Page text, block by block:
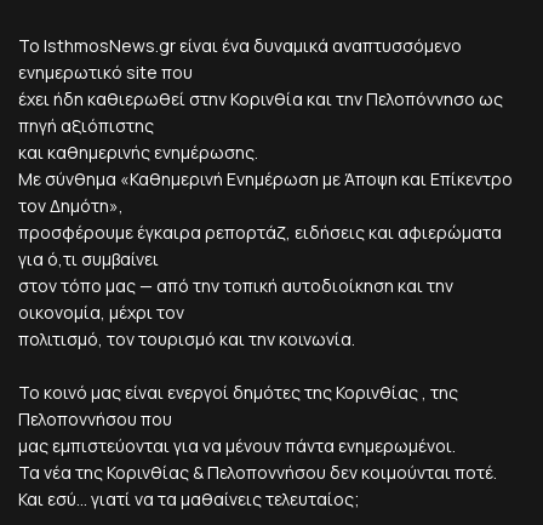
Το IsthmosNews.gr είναι ένα δυναμικά αναπτυσσόμενο
ενημερωτικό site που
έχει ήδη καθιερωθεί στην Κορινθία και την Πελοπόννησο ως
πηγή αξιόπιστης
και καθημερινής ενημέρωσης.
Με σύνθημα «Καθημερινή Ενημέρωση με Άποψη και Επίκεντρο
τον Δημότη»,
προσφέρουμε έγκαιρα ρεπορτάζ, ειδήσεις και αφιερώματα
για ό,τι συμβαίνει
στον τόπο μας — από την τοπική αυτοδιοίκηση και την
οικονομία, μέχρι τον
πολιτισμό, τον τουρισμό και την κοινωνία.
Το κοινό μας είναι ενεργοί δημότες της Κορινθίας , της
Πελοποννήσου που
μας εμπιστεύονται για να μένουν πάντα ενημερωμένοι.
Τα νέα της Κορινθίας & Πελοποννήσου δεν κοιμούνται ποτέ.
Και εσύ... γιατί να τα μαθαίνεις τελευταίος;